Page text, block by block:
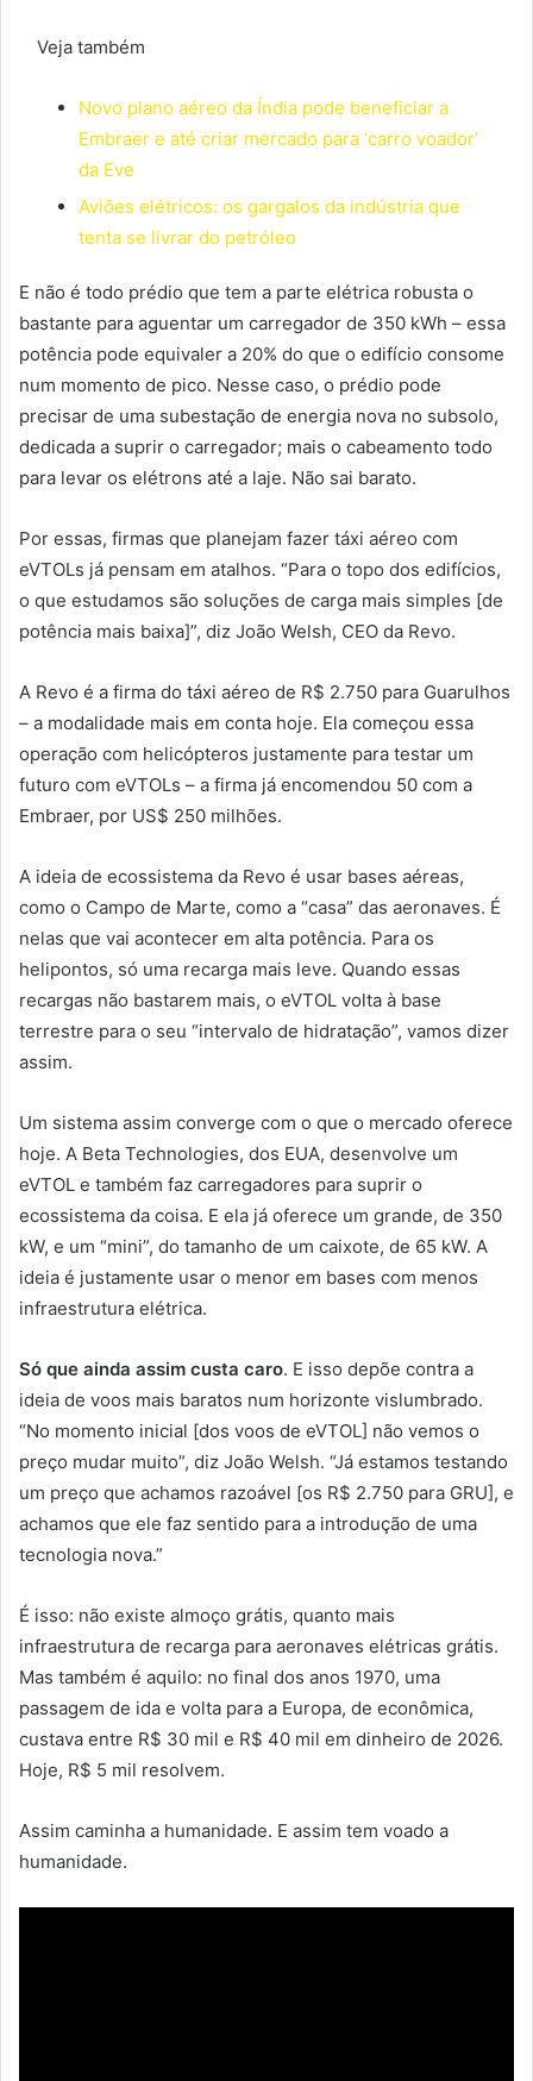
Veja também
Novo plano aéreo da Índia pode beneficiar a
Embraer e até criar mercado para ‘carro voador’
da Eve
Aviões elétricos: os gargalos da indústria que
tenta se livrar do petróleo
E não é todo prédio que tem a parte elétrica robusta o
bastante para aguentar um carregador de 350 kWh – essa
potência pode equivaler a 20% do que o edifício consome
num momento de pico. Nesse caso, o prédio pode
precisar de uma subestação de energia nova no subsolo,
dedicada a suprir o carregador; mais o cabeamento todo
para levar os elétrons até a laje. Não sai barato.
Por essas, firmas que planejam fazer táxi aéreo com
eVTOLs já pensam em atalhos. “Para o topo dos edifícios,
o que estudamos são soluções de carga mais simples [de
potência mais baixa]”, diz João Welsh, CEO da Revo.
A Revo é a firma do táxi aéreo de R$ 2.750 para Guarulhos
– a modalidade mais em conta hoje. Ela começou essa
operação com helicópteros justamente para testar um
futuro com eVTOLs – a firma já encomendou 50 com a
Embraer, por US$ 250 milhões.
A ideia de ecossistema da Revo é usar bases aéreas,
como o Campo de Marte, como a “casa” das aeronaves. É
nelas que vai acontecer em alta potência. Para os
helipontos, só uma recarga mais leve. Quando essas
recargas não bastarem mais, o eVTOL volta à base
terrestre para o seu “intervalo de hidratação”, vamos dizer
assim.
Um sistema assim converge com o que o mercado oferece
hoje. A Beta Technologies, dos EUA, desenvolve um
eVTOL e também faz carregadores para suprir o
ecossistema da coisa. E ela já oferece um grande, de 350
kW, e um “mini”, do tamanho de um caixote, de 65 kW. A
ideia é justamente usar o menor em bases com menos
infraestrutura elétrica.
Só que ainda assim custa caro. E isso depõe contra a
ideia de voos mais baratos num horizonte vislumbrado.
“No momento inicial [dos voos de eVTOL] não vemos o
preço mudar muito”, diz João Welsh. “Já estamos testando
um preço que achamos razoável [os R$ 2.750 para GRU], e
achamos que ele faz sentido para a introdução de uma
tecnologia nova.”
É isso: não existe almoço grátis, quanto mais
infraestrutura de recarga para aeronaves elétricas grátis.
Mas também é aquilo: no final dos anos 1970, uma
passagem de ida e volta para a Europa, de econômica,
custava entre R$ 30 mil e R$ 40 mil em dinheiro de 2026.
Hoje, R$ 5 mil resolvem.
Assim caminha a humanidade. E assim tem voado a
humanidade.